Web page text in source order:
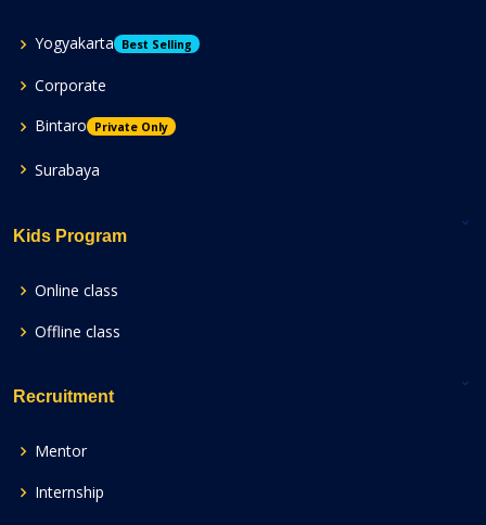
Yogyakarta Best Selling
Corporate
Bintaro
Private Only
Surabaya
Kids Program
Online class
Offline class
Recruitment
Mentor
Internship